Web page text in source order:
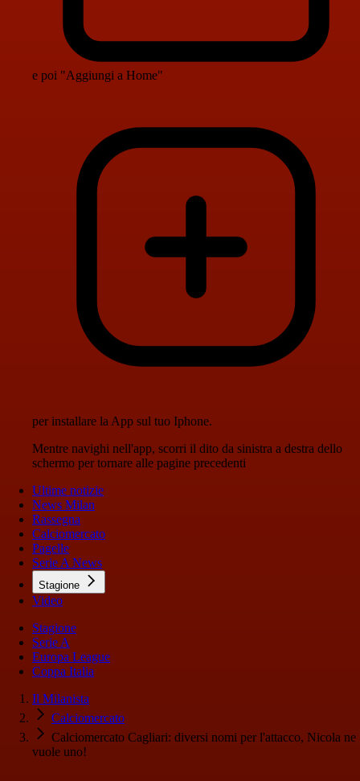
e poi "Aggiungi a Home"
per installare la App sul tuo Iphone.
Mentre navighi nell'app, scorri il dito da sinistra a destra dello
schermo per tornare alle pagine precedenti
Ultime notizie
News Milan
Rassegna
Calciomercato
Pagelle
Serie A News
Stagione
Video
Stagione
Serie A
Europa League
Coppa Italia
Il Milanista
Calciomercato
Calciomercato Cagliari: diversi nomi per l'attacco, Nicola ne
vuole uno!